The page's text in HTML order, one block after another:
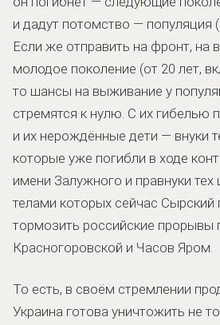
и дадут потомство — популяция
Если же отправить на фронт, на
молодое поколение (от 20 лет,
то шансы на выживание у
стремятся к нулю. С их гибелью
и их нерождённые дети — внуки
которые уже погибли в ходе
имени Залужного и правнуки тех
телами которых сейчас Сырский
тормозить российские прорывы
Красногоровской и Часов Яром.
То есть, в своём стремлении
Украина готова уничтожить не